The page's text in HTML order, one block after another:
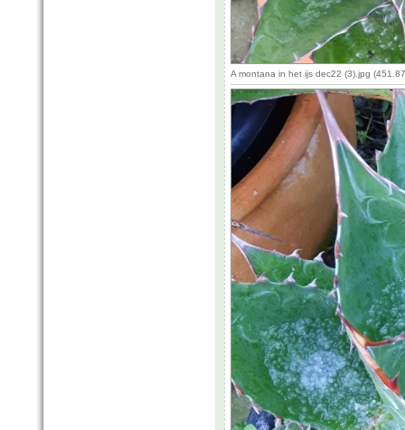
A montana in het ijs dec22 (3).jpg